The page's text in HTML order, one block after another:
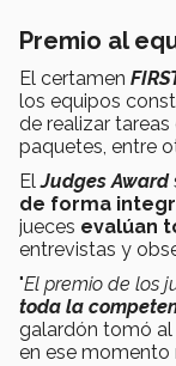
Premio al
El certamen
los equipos
de realizar
paquetes, entre
ElJudges Award
de forma
jueces evalúan
entrevistas y
"El premio de los
toda la
galardón tomó al
en ese momento